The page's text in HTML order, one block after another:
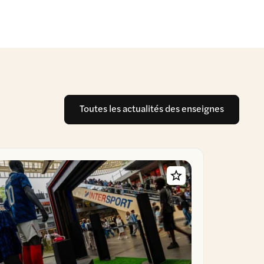
Toutes les actualités des enseignes